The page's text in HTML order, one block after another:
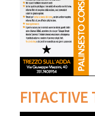
FITACTIVE